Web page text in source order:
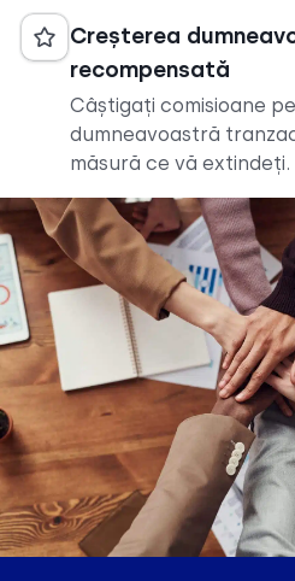
Creșterea
recompensată
Câștigați comisioane
dumneavoastră
măsură ce vă extindeți.